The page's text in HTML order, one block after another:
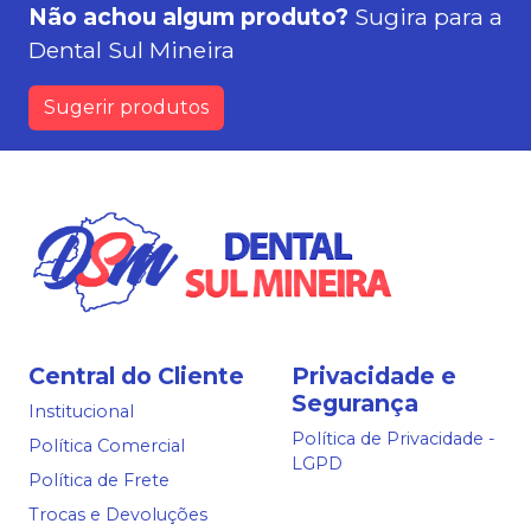
Não achou algum produto? Sugira para a
Dental Sul Mineira
Sugerir produtos
Central do Cliente
Institucional
Política Comercial
Política de Frete
Trocas e Devoluções
Privacidade e
Segurança
Política de Privacidade -
LGPD